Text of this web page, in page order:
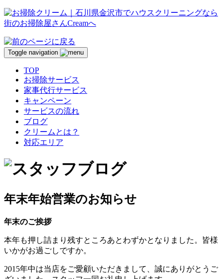
Toggle navigation
TOP
お掃除サービス
家事代行サービス
キャンペーン
サービスの流れ
ブログ
クリームとは？
対応エリア
年末年始営業のお知らせ
年末のご挨拶
本年も押し詰まり残すところあとわずかとなりました。皆様
いかがお過ごしですか。
2015年中は当店をご愛顧いただきまして、誠にありがとうご